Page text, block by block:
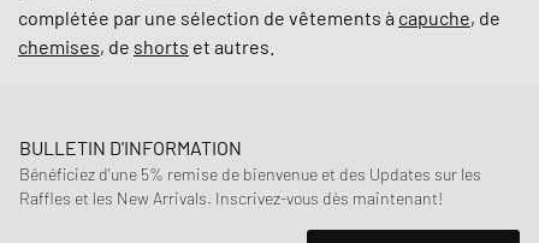
complétée par une sélection de vêtements à capuche, de
chemises, de shorts et autres.
BULLETIN D'INFORMATION
Bénéficiez d'une 5% remise de bienvenue et des Updates sur les
Raffles et les New Arrivals. Inscrivez-vous dès maintenant!